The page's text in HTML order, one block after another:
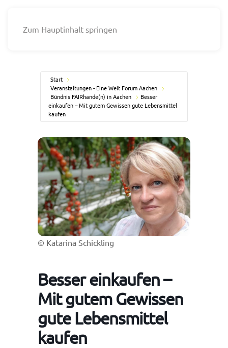
Zum Hauptinhalt springen
Start
Veranstaltungen - Eine Welt Forum Aachen
Bündnis FAIRhande(n) in Aachen
Besser
einkaufen – Mit gutem Gewissen gute Lebensmittel
kaufen
© Katarina Schickling
Besser einkaufen –
Mit gutem Gewissen
gute Lebensmittel
kaufen